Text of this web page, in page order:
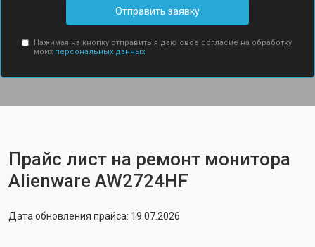
Отправить заявку
Нажимая на кнопку отправить я даю свое согласие на обработку
моих персональных данных.
Прайс лист на ремонт монитора
Alienware AW2724HF
Дата обновления прайса: 19.07.2026